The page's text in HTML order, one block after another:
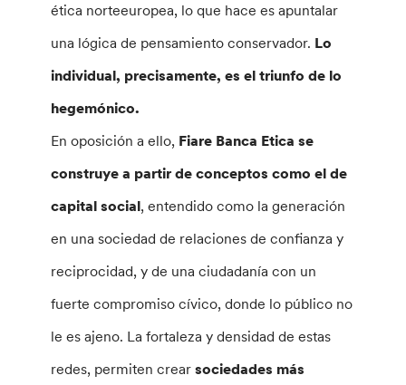
ética norteeuropea, lo que hace es apuntalar
una lógica de pensamiento conservador. Lo
individual, precisamente, es el triunfo de lo
hegemónico.
En oposición a ello, Fiare Banca Etica se
construye a partir de conceptos como el de
capital social, entendido como la generación
en una sociedad de relaciones de confianza y
reciprocidad, y de una ciudadanía con un
fuerte compromiso cívico, donde lo público no
le es ajeno. La fortaleza y densidad de estas
redes, permiten crearsociedades más